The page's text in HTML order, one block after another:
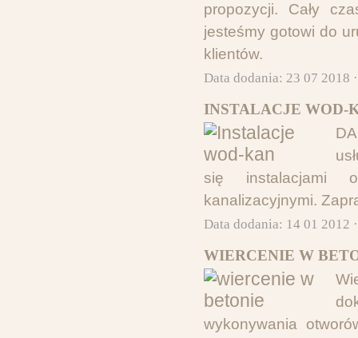
propozycji. Cały
jesteśmy gotowi do
klientów.
Data dodania: 23 07 2018
INSTALACJE WOD-
się instalacjami
kanalizacyjnymi.
Data dodania: 14 01 2012
WIERCENIE W
wykonywania